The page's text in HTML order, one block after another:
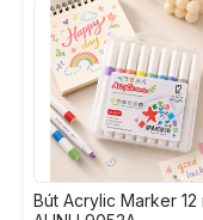
Bút Acrylic Marker 12